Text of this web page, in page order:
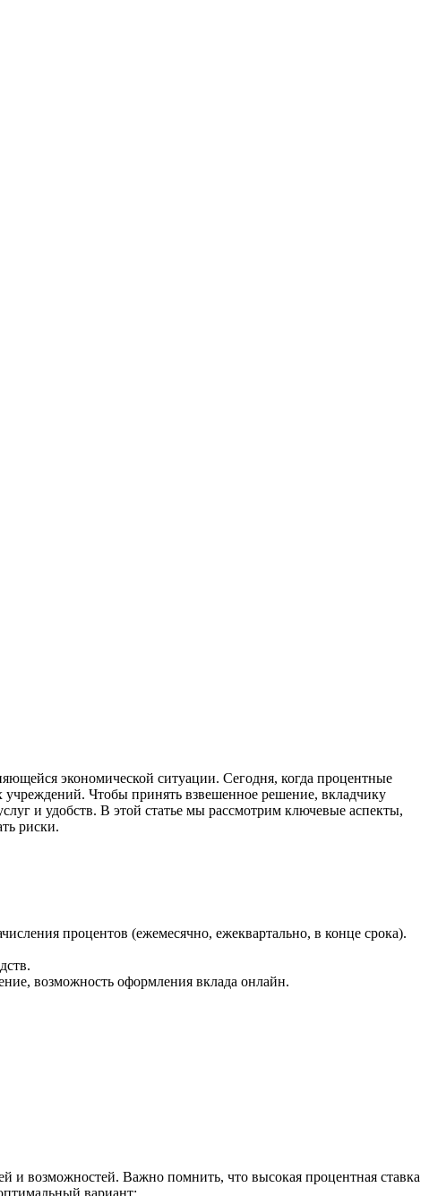
экономической ситуации. Сегодня, когда процентные
Чтобы принять взвешенное решение, вкладчику
и удобств. В этой статье мы рассмотрим ключевые аспекты,
риски.
процентов (ежемесячно, ежеквартально, в конце срока).
возможность оформления вклада онлайн.
и возможностей. Важно помнить, что высокая процентная ставка
вариант;